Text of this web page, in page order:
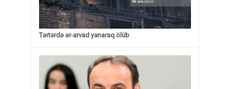
Tərtərdə ər-arvad yanaraq ölüb